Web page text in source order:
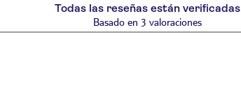
Todas las reseñas están verificadas
Basado en 3 valoraciones